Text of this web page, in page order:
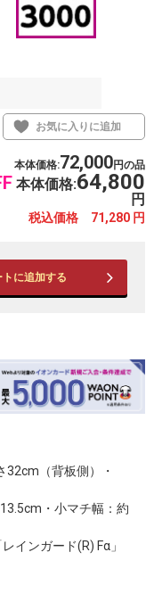
お気に入りに追加
本体価格:72,000円の品
本体価格:64,800
円
税込価格 71,280 円
トに追加する
32cm（背板側）・
・小マチ幅：約
インガード(R) Fα」